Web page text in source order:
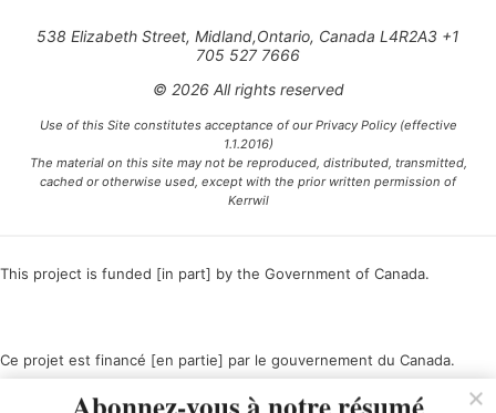
538 Elizabeth Street, Midland,Ontario, Canada L4R2A3 +1
705 527 7666
© 2026 All rights reserved
Use of this Site constitutes acceptance of our Privacy Policy (effective
1.1.2016)
The material on this site may not be reproduced, distributed, transmitted,
cached or otherwise used, except with the prior written permission of
Kerrwil
This project is funded [in part] by the Government of Canada.
Ce projet est financé [en partie] par le gouvernement du Canada.